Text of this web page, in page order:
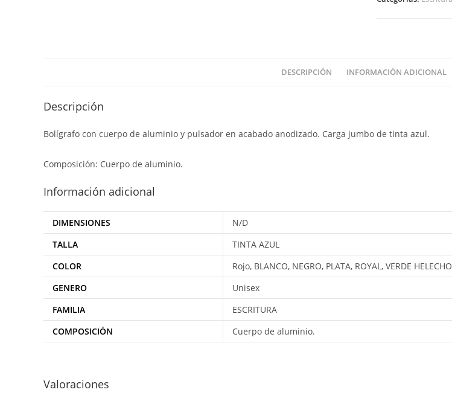
DESCRIPCIÓN INFORMACIÓN ADICIONAL
Descripción
Bolígrafo con cuerpo de aluminio y pulsador en acabado anodizado. Carga jumbo de tinta azul.
Composición: Cuerpo de aluminio.
Información adicional
DIMENSIONES
N/D
TALLA
TINTA AZUL
COLOR
Rojo, BLANCO, NEGRO, PLATA, ROYAL, VERDE HELECHO
GENERO
Unisex
FAMILIA
ESCRITURA
COMPOSICIÓN
Cuerpo de aluminio.
Valoraciones